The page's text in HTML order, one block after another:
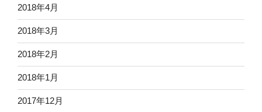
2018年4月
2018年3月
2018年2月
2018年1月
2017年12月